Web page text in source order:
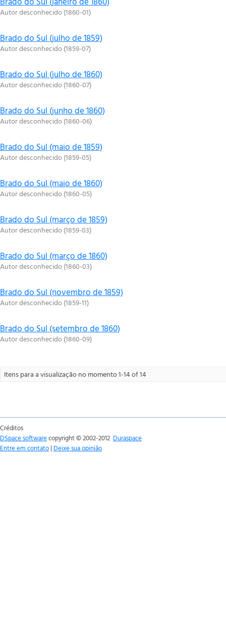
Autor desconhecido(1860-01)
Brado do Sul (julho de 1859)
Autor desconhecido(1859-07)
Brado do Sul (julho de 1860)
Autor desconhecido(1860-07)
Brado do Sul (junho de 1860)
Autor desconhecido(1860-06)
Brado do Sul (maio de 1859)
Autor desconhecido(1859-05)
Brado do Sul (maio de 1860)
Autor desconhecido(1860-05)
Brado do Sul (março de 1859)
Autor desconhecido(1859-03)
Brado do Sul (março de 1860)
Autor desconhecido(1860-03)
Brado do Sul (novembro de 1859)
Autor desconhecido(1859-11)
Brado do Sul (setembro de 1860)
Autor desconhecido(1860-09)
Itens para a visualização no momento 1-14 of 14
Créditos
DSpace softwarecopyright © 2002-2012 Duraspace
Entre em contato | Deixe sua opinião